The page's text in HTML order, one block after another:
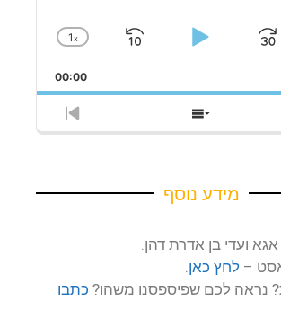
Change
Rate
1x
Skip
Backward
PlayJump
00:00
Previous
Episode
Show
Episodes
מידע נוסף
אגא ועדי בן אדרת דהן.
– לחץ כאן.
נראה לכם שפיספסנו משהו? כתבו